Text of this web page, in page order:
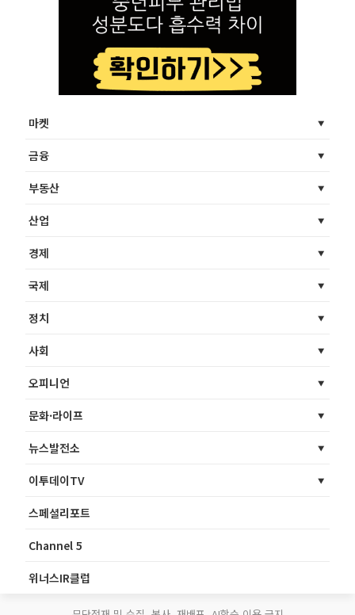
마켓
금융
부동산
산업
경제
국제
정치
사회
오피니언
문화·라이프
뉴스발전소
이투데이TV
스페셜리포트
Channel 5
위너스IR클럽